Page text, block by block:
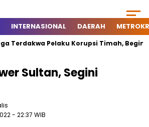
INTERNASIONAL DAERAH
Pelaku Korupsi Timah, Begini
Sultan, Segini
- 22:37 WIB